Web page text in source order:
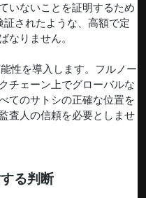
いないことを証明するため
証されたような、高額で定
なりません。
性を導入します。フルノー
チェーン上でグローバルな
てのサトシの正確な位置を
査人の信頼を必要としませ
る判断